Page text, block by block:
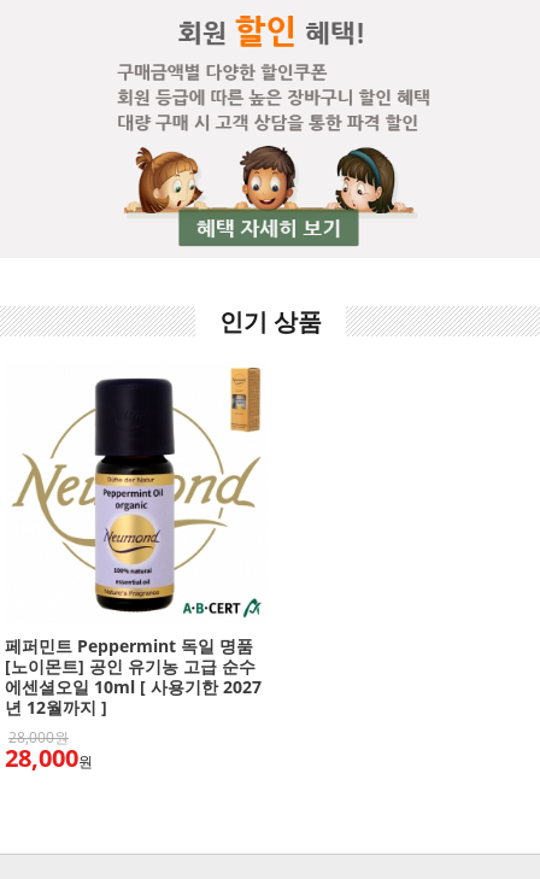
인기 상품
페퍼민트 Peppermint 독일 명품
[노이몬트] 공인 유기농 고급 순수
에센셜오일 10ml [ 사용기한 2027
년 12월까지 ]
28,000원
28,000원